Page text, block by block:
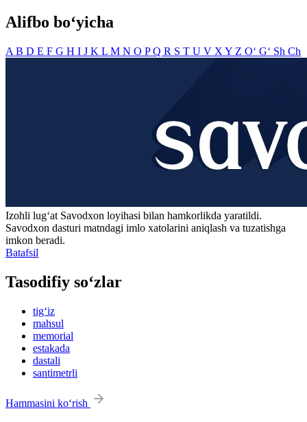
Alifbo bo‘yicha
A B D E F G H I J K L M N O PQ R S T U V X Y Z O‘ G‘ Sh Ch
Izohli lugʻat Savodxon loyihasi bilan hamkorlikda yaratildi.
Savodxon dasturi matndagi imlo xatolarini aniqlash va tuzatishga
imkon beradi.
Batafsil
Tasodifiy so‘zlar
tig‘iz
mahsul
memorial
estakada
dastali
santimetrli
Hammasini ko‘rish